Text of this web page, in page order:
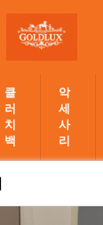
클
러
치
백
악
세
사
리